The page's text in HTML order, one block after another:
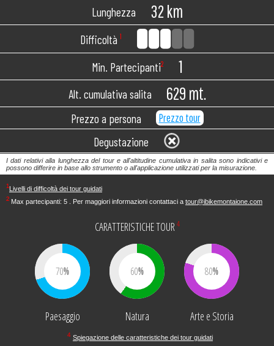
Lunghezza 32 km
Difficoltà ¹
Min. Partecipanti² 1
Alt. cumulativa salita 629 mt.
Prezzo a persona Prezzo tour
Degustazione
I dati relativi alla lunghezza del tour e all'altitudine cumulativa in salita sono indicativi e
possono differire in base allo strumento o all'applicazione utilizzati per la misurazione.
¹Livelli di difficoltà dei tour guidati
² Max partecipanti: 5 . Per maggiori informazioni contattaci a tour@ibikemontaione.com
CARATTERISTICHE TOUR 4
70
Paesaggio
60
Natura
80
Arte e Storia
4 Spiegazione delle caratteristiche dei tour guidati